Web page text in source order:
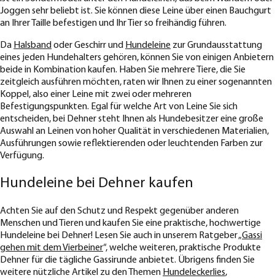
Joggen sehr beliebt ist. Sie können diese Leine über einen Bauchgurt
an Ihrer Taille befestigen und Ihr Tier so freihändig führen.
Da Halsband oder Geschirr und Hundeleine zur Grundausstattung
eines jeden Hundehalters gehören, können Sie von einigen Anbietern
beide in Kombination kaufen. Haben Sie mehrere Tiere, die Sie
zeitgleich ausführen möchten, raten wir Ihnen zu einer sogenannten
Koppel, also einer Leine mit zwei oder mehreren
Befestigungspunkten. Egal für welche Art von Leine Sie sich
entscheiden, bei Dehner steht Ihnen als Hundebesitzer eine große
Auswahl an Leinen von hoher Qualität in verschiedenen Materialien,
Ausführungen sowie reflektierenden oder leuchtenden Farben zur
Verfügung.
Hundeleine bei Dehner kaufen
Achten Sie auf den Schutz und Respekt gegenüber anderen
Menschen und Tieren und kaufen Sie eine praktische, hochwertige
Hundeleine bei Dehner! Lesen Sie auch in unserem Ratgeber „Gassi
gehen mit dem Vierbeiner“, welche weiteren, praktische Produkte
Dehner für die tägliche Gassirunde anbietet. Übrigens finden Sie
weitere nützliche Artikel zu den Themen Hundeleckerlies,